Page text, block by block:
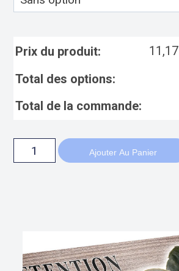
Prix du produit: 11,17
Total des options:
Total de la commande:
Ajouter Au Panier